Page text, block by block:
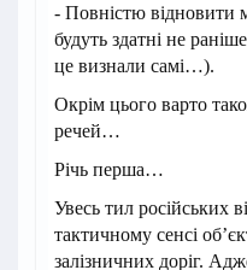
- Повністю відновити
будуть здатні не
це визнали самі…).
Окрім цього варто
речей…
Річь перша…
Увесь тил російських
тактичному сенсі
залізничних доріг.